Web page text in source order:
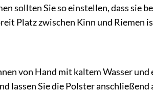
sollten Sie so einstellen, dass sie
Platz zwischen Kinn und Riemen
von Hand mit kaltem Wasser
lassen Sie die Polster